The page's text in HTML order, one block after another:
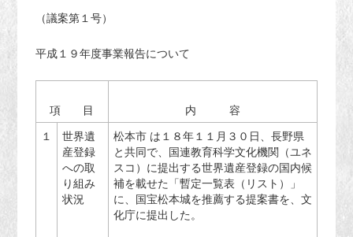
（議案第１号）
平成１９年度事業報告について
項 目
内 容
１
世界遺
産登録
への取
り組み
状況
松本市 は１８年１１月３０日、長野県
と共同で、国連教育科学文化機関（ユネ
スコ）に提出する世界遺産登録の国内候
補を載せた「暫定一覧表（リスト）」
に、国宝松本城を推薦する提案書を、文
化庁に提出した。